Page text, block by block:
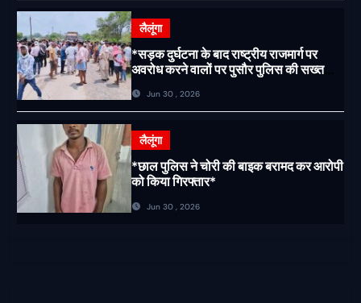
लैलूंगा
*सड़क दुर्घटना के बाद राष्ट्रीय राजमार्ग पर
अवरोध करने वालों पर पुसौर पुलिस की सख्त
Jun 30 , 2026
लैलूंगा
*छाल पुलिस ने चोरी की बाइक बरामद कर आरोपी
को किया गिरफ्तार*
Jun 30 , 2026